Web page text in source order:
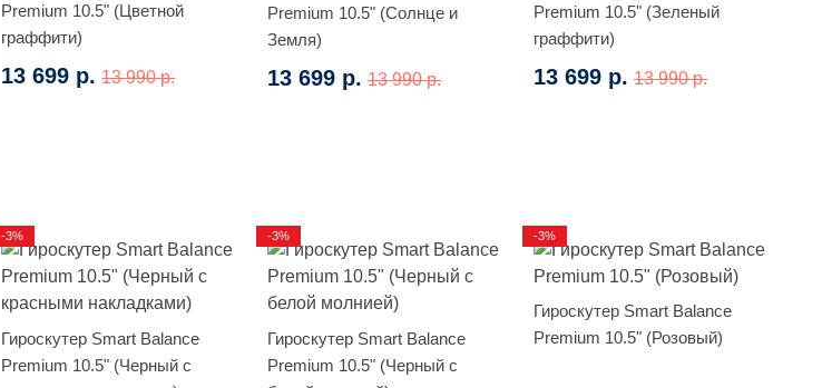
Premium 10.5" (Цветной
граффити)
13 699 р. 13 990 р.
Premium 10.5" (Солнце и
Земля)
13 699 р. 13 990 р.
Premium 10.5" (Зеленый
граффити)
13 699 р. 13 990 р.
Гироскутер Smart Balance
Premium 10.5" (Черный с
-3%
Гироскутер Smart Balance
Premium 10.5" (Черный с
-3%
Гироскутер Smart Balance
Premium 10.5" (Розовый)
-3%